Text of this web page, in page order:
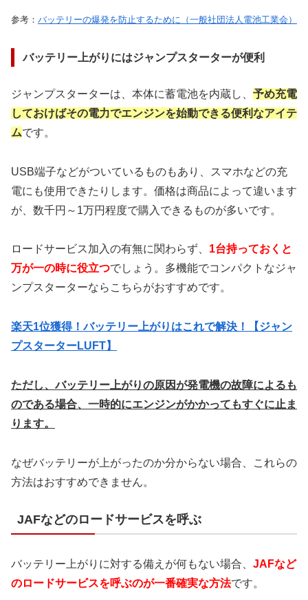
参考： バッテリーの爆発を防止するために（一般社団法人電池工業会）
バッテリー上がりにはジャンプスターターが便利
ジャンプスターターは、本体に蓄電池を内蔵し、 予め充電
しておけばその電力でエンジンを始動できる便利なアイテ
ムです。
USB端子などがついているものもあり、スマホなどの充
電にも使用できたりします。価格は商品によって違います
が、数千円～1万円程度で購入できるものが多いです。
ロードサービス加入の有無に関わらず、 1台持っておくと
万が一の時に役立つでしょう。多機能でコンパクトなジャ
ンプスターターならこちらがおすすめです。
楽天1位獲得！バッテリー上がりはこれで解決！【ジャン
プスターターLUFT】
ただし、バッテリー上がりの原因が発電機の故障によるも
のである場合、一時的にエンジンがかかってもすぐに止ま
ります。
なぜバッテリーが上がったのか分からない場合、これらの
方法はおすすめできません。
JAFなどのロードサービスを呼ぶ
バッテリー上がりに対する備えが何もない場合、 JAFなど
のロードサービスを呼ぶのが一番確実な方法です。